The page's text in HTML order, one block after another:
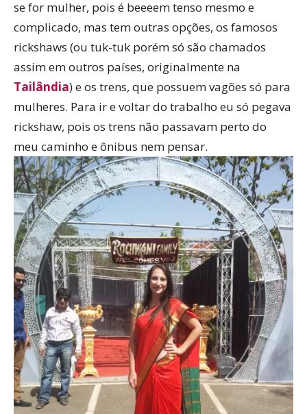
se for mulher, pois é beeeem tenso mesmo e
complicado, mas tem outras opções, os famosos
rickshaws (ou tuk-tuk porém só são chamados
assim em outros países, originalmente na
Tailândia) e os trens, que possuem vagões só para
mulheres. Para ir e voltar do trabalho eu só pegava
rickshaw, pois os trens não passavam perto do
meu caminho e ônibus nem pensar.